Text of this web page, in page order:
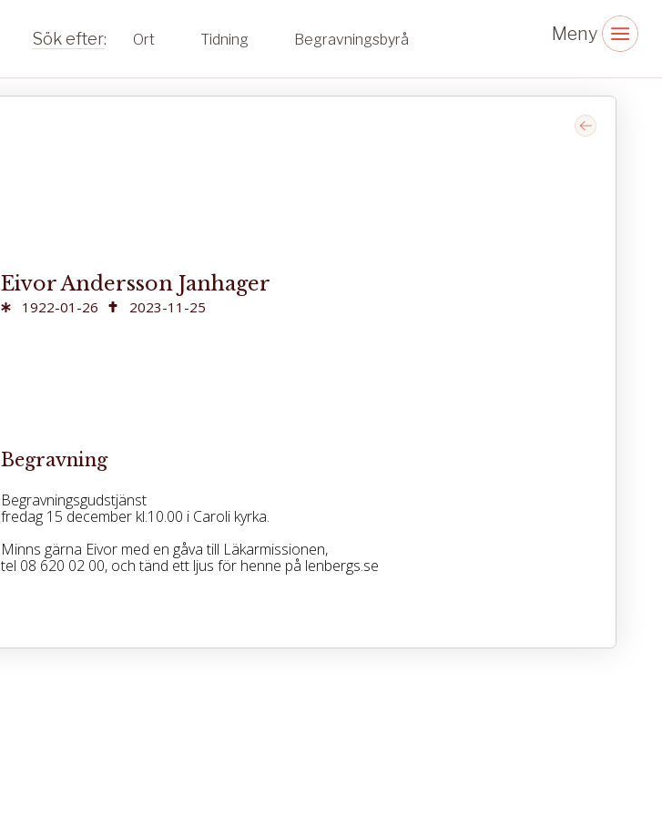
Ort Tidning Begravningsbyrå
Eivor Andersson Janhager
1922-01-26 2023-11-25
Begravning
Begravningsgudstjänst
fredag 15 december kl.10.00 i Caroli kyrka.
Minns gärna Eivor med en gåva till Läkarmissionen,
tel 08 620 02 00, och tänd ett ljus för henne på lenbergs.se